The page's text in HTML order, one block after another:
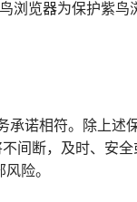
浏览器为保护紫鸟
承诺相符。除上述
间断，及时、安
险。